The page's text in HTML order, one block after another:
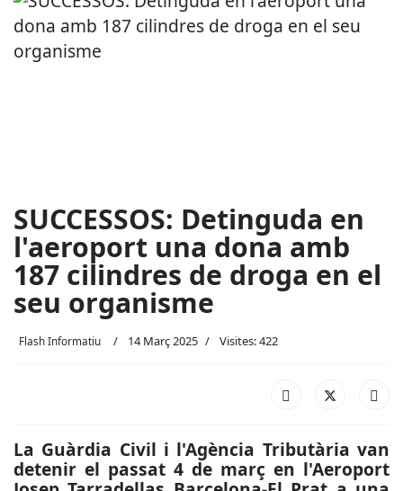
SUCCESSOS: Detinguda en
l'aeroport una dona amb
187 cilindres de droga en el
seu organisme
Flash Informatiu 14 Març 2025 Visites: 422
La Guàrdia Civil i l'Agència Tributària van
detenir el passat 4 de març en l'Aeroport